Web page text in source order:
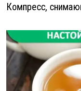
Компресс,